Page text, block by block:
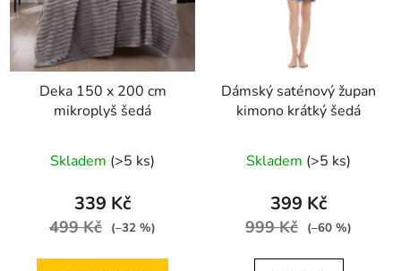
Deka 150 x 200 cm
mikroplyš šedá
Skladem (>5 ks)
339 Kč
499 Kč (–32 %)
Dámský saténový župan
kimono krátký šedá
Skladem (>5 ks)
399 Kč
999 Kč (–60 %)